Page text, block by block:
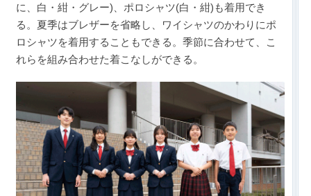
に、白・紺・グレー)、ポロシャツ(白・紺)も着用でき
る。夏季はブレザーを省略し、ワイシャツのかわりにポ
ロシャツを着用することもできる。季節に合わせて、こ
れらを組み合わせた着こなしができる。